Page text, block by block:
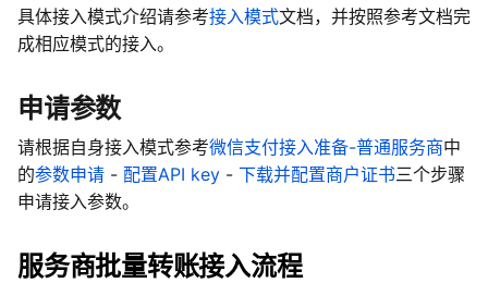
具体接入模式介绍请参考接入模式文档，并按照参考文档完
成相应模式的接入。
申请参数
请根据自身接入模式参考微信支付接入准备-普通服务商中
的参数申请 - 配置API key - 下载并配置商户证书三个步骤
申请接入参数。
服务商批量转账接入流程